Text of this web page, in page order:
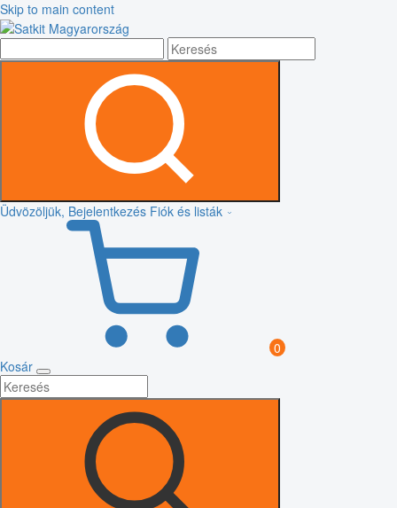
Skip to main content
Üdvözöljük, Bejelentkezés Fiók és listák
0
Kosár